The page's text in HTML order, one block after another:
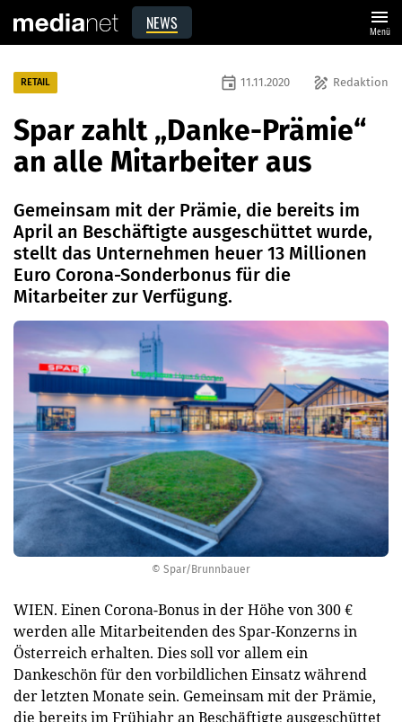
NEWS menu
Menü
© Spar/Brunnbauer
RETAIL draw Redaktion
event 11.11.2020
Spar zahlt „Danke-Prämie“
an alle Mitarbeiter aus
Gemeinsam mit der Prämie, die bereits im
April an Beschäftigte ausgeschüttet wurde,
stellt das Unternehmen heuer 13 Millionen
Euro Corona-Sonderbonus für die
Mitarbeiter zur Verfügung.
WIEN. Einen Corona-Bonus in der Höhe von 300 €
werden alle Mitarbeitenden des Spar-Konzerns in
Österreich erhalten. Dies soll vor allem ein
Dankeschön für den vorbildlichen Einsatz während
der letzten Monate sein. Gemeinsam mit der Prämie,
die bereits im Frühjahr an Beschäftigte ausgeschüttet